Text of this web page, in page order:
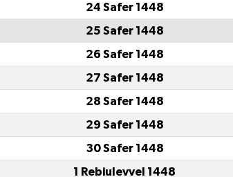
24 Safer 1448
25 Safer 1448
26 Safer 1448
27 Safer 1448
28 Safer 1448
29 Safer 1448
30 Safer 1448
1 Rebiulevvel 1448